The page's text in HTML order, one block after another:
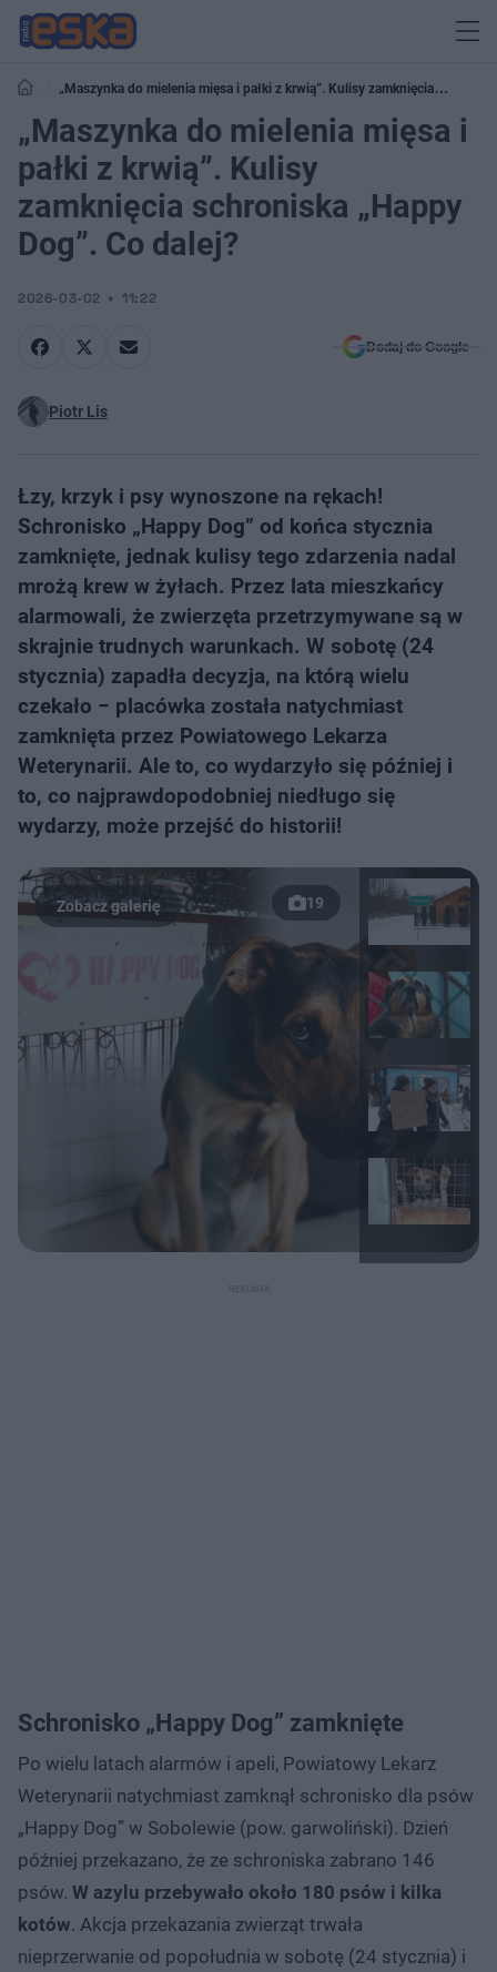
„Maszynka do mielenia mięsa i pałki z krwią”. Kulisy zamknięcia
schroniska „Happy Dog”. Co dalej?
„Maszynka do mielenia mięsa i
pałki z krwią”. Kulisy
zamknięcia schroniska „Happy
Dog”. Co dalej?
2026-03-02 11:22
Dodaj do Google
Piotr Lis
Łzy, krzyk i psy wynoszone na rękach!
Schronisko „Happy Dog” od końca stycznia
zamknięte, jednak kulisy tego zdarzenia nadal
mrożą krew w żyłach. Przez lata mieszkańcy
alarmowali, że zwierzęta przetrzymywane są w
skrajnie trudnych warunkach. W sobotę (24
stycznia) zapadła decyzja, na którą wielu
czekało − placówka została natychmiast
zamknięta przez Powiatowego Lekarza
Weterynarii. Ale to, co wydarzyło się później i
to, co najprawdopodobniej niedługo się
wydarzy, może przejść do historii!
19
Schronisko „Happy Dog” zamknięte
Po wielu latach alarmów i apeli, Powiatowy Lekarz
Weterynarii natychmiast zamknął schronisko dla psów
„Happy Dog” w Sobolewie (pow. garwoliński). Dzień
później przekazano, że ze schroniska zabrano 146
psów. W azylu przebywało około 180 psów i kilka
kotów. Akcja przekazania zwierząt trwała
nieprzerwanie od popołudnia w sobotę (24 stycznia) i